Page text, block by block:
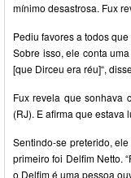
mínimo desastrosa. Fux
Pediu favores a todos
Sobre isso, ele conta
[que Dirceu era réu]“,
Fux revela que sonhava
(RJ). E afirma que estava
Sentindo-se preterido,
primeiro foi Delfim Netto.
o Delfim é uma pessoa